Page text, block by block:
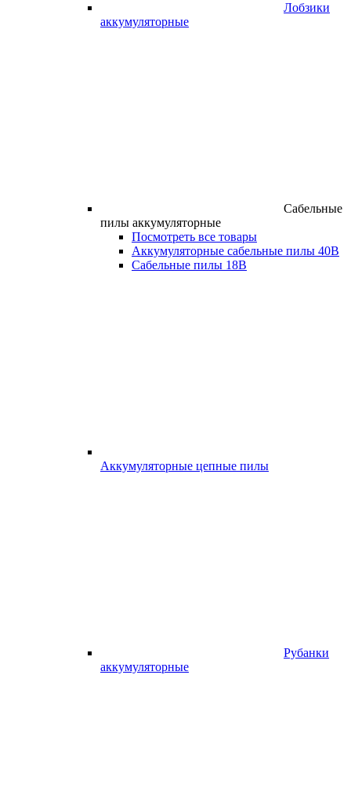
Лобзики
аккумуляторные
Сабельные
пилы аккумуляторные
Посмотреть все товары
Аккумуляторные сабельные пилы 40В
Сабельные пилы 18В
Аккумуляторные цепные пилы
Рубанки
аккумуляторные